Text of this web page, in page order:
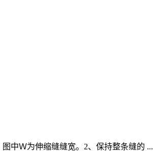
中Ｗ为伸缩缝缝宽。2、保持整条缝的 ...